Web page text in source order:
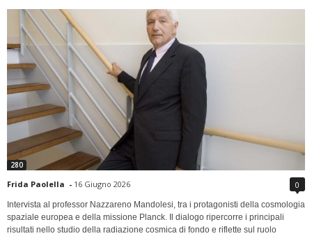
280
Frida Paolella - 16 Giugno 2026 0
Intervista al professor Nazzareno Mandolesi, tra i protagonisti della cosmologia
spaziale europea e della missione Planck. Il dialogo ripercorre i principali
risultati nello studio della radiazione cosmica di fondo e riflette sul ruolo